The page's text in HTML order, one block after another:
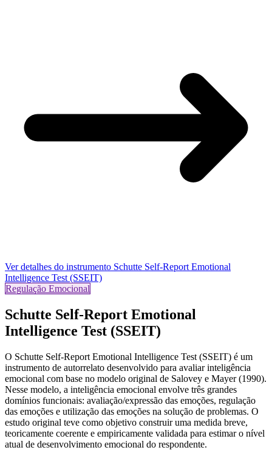
Ver detalhes do instrumento Schutte Self-Report Emotional
Intelligence Test (SSEIT)
Regulação Emocional
Schutte Self-Report Emotional
Intelligence Test (SSEIT)
O Schutte Self-Report Emotional Intelligence Test (SSEIT) é um
instrumento de autorrelato desenvolvido para avaliar inteligência
emocional com base no modelo original de Salovey e Mayer (1990).
Nesse modelo, a inteligência emocional envolve três grandes
domínios funcionais: avaliação/expressão das emoções, regulação
das emoções e utilização das emoções na solução de problemas. O
estudo original teve como objetivo construir uma medida breve,
teoricamente coerente e empiricamente validada para estimar o nível
atual de desenvolvimento emocional do respondente.